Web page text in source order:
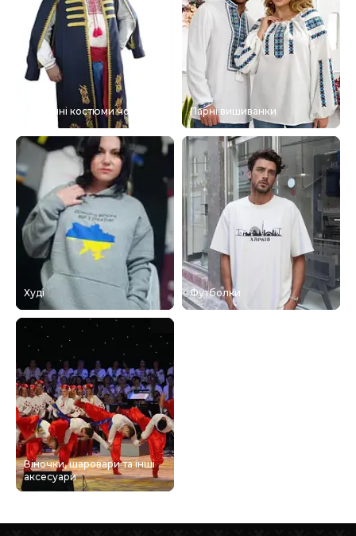
Сценічні костюми чоловічі Парні вишиванки
Худі Футболки
Віночки, шаровари та інші
аксесуари